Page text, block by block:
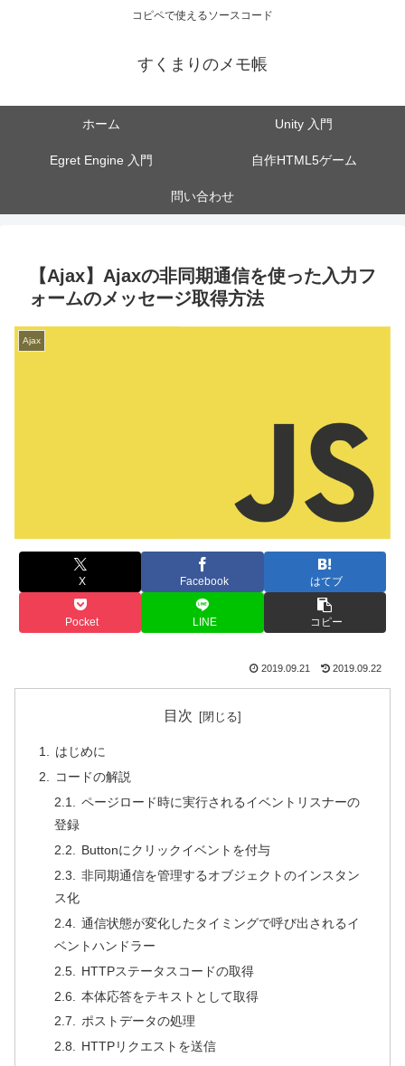
コピペで使えるソースコード
すくまりのメモ帳
ホーム Unity 入門
Egret Engine 入門 自作HTML5ゲーム
問い合わせ
【Ajax】Ajaxの非同期通信を使った入力フ
ォームのメッセージ取得方法
Ajax
X Facebook はてブ
Pocket LINE コピー
2019.09.21 2019.09.22
目次
はじめに
コードの解説
ページロード時に実行されるイベントリスナーの
登録
Buttonにクリックイベントを付与
非同期通信を管理するオブジェクトのインスタン
ス化
通信状態が変化したタイミングで呼び出されるイ
ベントハンドラー
HTTPステータスコードの取得
本体応答をテキストとして取得
ポストデータの処理
HTTPリクエストを送信